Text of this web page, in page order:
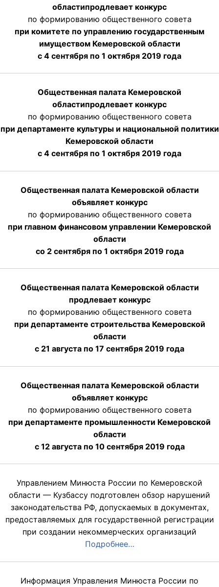
областипродлевает конкурс
по формированию общественного совета
при комитете по управлению государственным
имуществом Кемеровской области
с 4 сентября по 1 октября 2019 года
Общественная палата Кемеровской
областипродлевает конкурс
по формированию общественного совета
при департаменте культуры и национальной политики
Кемеровской области
с 4 сентября по 1 октября 2019 года
Общественная палата Кемеровской области
объявляет конкурс
по формированию общественного совета
при главном финансовом управлении Кемеровской
области
со 2 сентября по 1 октября 2019 года
Общественная палата Кемеровской области
продлевает конкурс
по формированию общественного совета
при департаменте строительства Кемеровской
области
с 21 августа по 17 сентября 2019 года
Общественная палата Кемеровской области
объявляет конкурс
по формированию общественного совета
при департаменте промышленности Кемеровской
области
с 12 августа по 10 сентября 2019 года
Управлением Минюста России по Кемеровской
области — Кузбассу подготовлен обзор нарушений
законодательства РФ, допускаемых в документах,
предоставляемых для государственной регистрации
при создании некоммерческих организаций
Подробнее…
Информация Управления Минюста России по